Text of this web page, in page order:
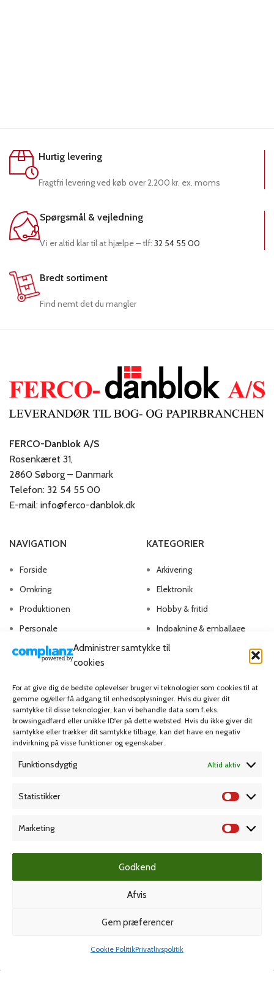
Administrer samtykke til
cookies
For at give dig de bedste oplevelser bruger vi teknologier som cookies til at
gemme og/eller få adgang til enhedsoplysninger. Hvis du giver dit
samtykke til disse teknologier, kan vi behandle data som f.eks.
browsingadfærd eller unikke ID'er på dette websted. Hvis du ikke giver dit
samtykke eller trækker dit samtykke tilbage, kan det have en negativ
indvirkning på visse funktioner og egenskaber.
Funktionsdygtig Altid aktiv
Statistikker
Marketing
Godkend
Afvis
Gem præferencer
Cookie PolitikPrivatlivspolitik
Hurtig levering
Fragtfri levering ved køb over 2.200 kr. ex. moms
Spørgsmål & vejledning
Vi er altid klar til at hjælpe – tlf: 32 54 55 00
Bredt sortiment
Find nemt det du mangler
FERCO-Danblok A/S
Rosenkæret 31,
2860 Søborg – Danmark
Telefon: 32 54 55 00
E-mail: info@ferco-danblok.dk
NAVIGATION
Forside
Omkring
Produktionen
Personale
Kontakt os
KATEGORIER
Arkivering
Elektronik
Hobby & fritid
Indpakning & emballage
Kontorartikler
Skriveartikler
Spil & lotteri
MIN KONTO
Kontoinformationer
Favoritliste
KUNDESERVICE
Handelsbetingelser
Cookie Politik (EU)
KAMPAGNE